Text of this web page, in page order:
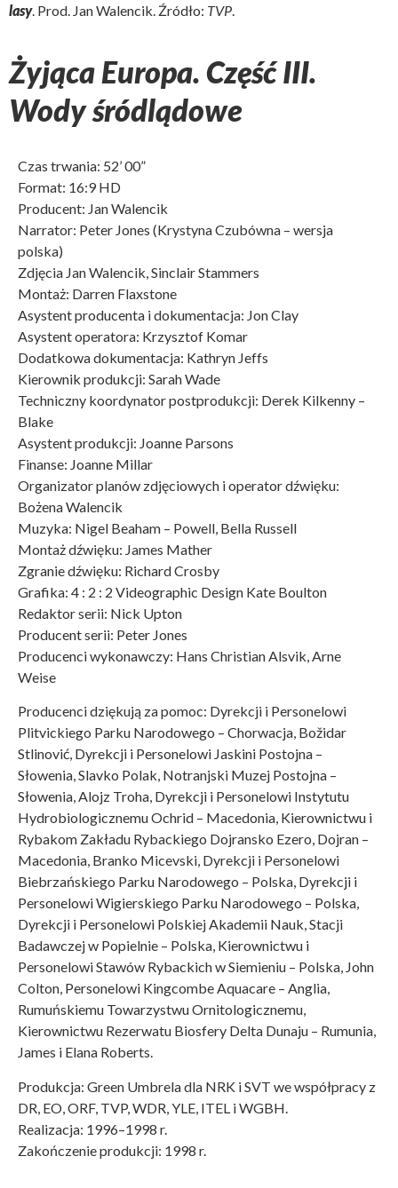
lasy. Prod. Jan Walencik. Źródło: TVP
Żyjąca Europa. Część III.
Wody śródlądowe
Czas trwania: 52’ 00”
Format: 16:9 HD
Producent: Jan Walencik
Narrator: Peter Jones (Krystyna Czubówna – wersja
polska)
Zdjęcia Jan Walencik, Sinclair Stammers
Montaż: Darren Flaxstone
Asystent producenta i dokumentacja: Jon Clay
Asystent operatora: Krzysztof Komar
Dodatkowa dokumentacja: Kathryn Jeffs
Kierownik produkcji: Sarah Wade
Techniczny koordynator postprodukcji: Derek Kilkenny –
Blake
Asystent produkcji: Joanne Parsons
Finanse: Joanne Millar
Organizator planów zdjęciowych i operator dźwięku:
Bożena Walencik
Muzyka: Nigel Beaham – Powell, Bella Russell
Montaż dźwięku: James Mather
Zgranie dźwięku: Richard Crosby
Grafika: 4 : 2 : 2 Videographic Design Kate Boulton
Redaktor serii: Nick Upton
Producent serii: Peter Jones
Producenci wykonawczy: Hans Christian Alsvik, Arne
Weise
Producenci dziękują za pomoc: Dyrekcji i Personelowi
Plitvickiego Parku Narodowego – Chorwacja, Božidar
Stlinović, Dyrekcji i Personelowi Jaskini Postojna –
Słowenia, Slavko Polak, Notranjski Muzej Postojna –
Słowenia, Alojz Troha, Dyrekcji i Personelowi Instytutu
Hydrobiologicznemu Ochrid – Macedonia, Kierownictwu i
Rybakom Zakładu Rybackiego Dojransko Ezero, Dojran –
Macedonia, Branko Micevski, Dyrekcji i Personelowi
Biebrzańskiego Parku Narodowego – Polska, Dyrekcji i
Personelowi Wigierskiego Parku Narodowego – Polska,
Dyrekcji i Personelowi Polskiej Akademii Nauk, Stacji
Badawczej w Popielnie – Polska, Kierownictwu i
Personelowi Stawów Rybackich w Siemieniu – Polska, John
Colton, Personelowi Kingcombe Aquacare – Anglia,
Rumuńskiemu Towarzystwu Ornitologicznemu,
Kierownictwu Rezerwatu Biosfery Delta Dunaju – Rumunia,
James i Elana Roberts.
Produkcja: Green Umbrela dla NRK i SVT we współpracy z
DR, EO, ORF, TVP, WDR, YLE, ITEL i WGBH.
Realizacja: 1996–1998 r.
Zakończenie produkcji: 1998 r.